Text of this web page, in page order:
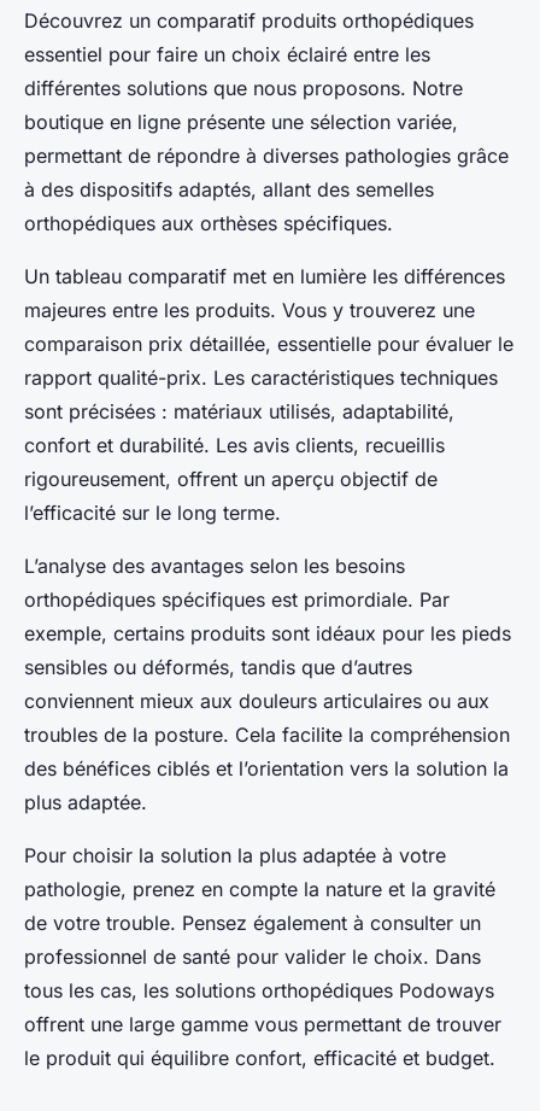
Découvrez un comparatif produits orthopédiques
essentiel pour faire un choix éclairé entre les
différentes solutions que nous proposons. Notre
boutique en ligne présente une sélection variée,
permettant de répondre à diverses pathologies grâce
à des dispositifs adaptés, allant des semelles
orthopédiques aux orthèses spécifiques.
Un tableau comparatif met en lumière les différences
majeures entre les produits. Vous y trouverez une
comparaison prix détaillée, essentielle pour évaluer le
rapport qualité-prix. Les caractéristiques techniques
sont précisées : matériaux utilisés, adaptabilité,
confort et durabilité. Les avis clients, recueillis
rigoureusement, offrent un aperçu objectif de
l’efficacité sur le long terme.
L’analyse des avantages selon les besoins
orthopédiques spécifiques est primordiale. Par
exemple, certains produits sont idéaux pour les pieds
sensibles ou déformés, tandis que d’autres
conviennent mieux aux douleurs articulaires ou aux
troubles de la posture. Cela facilite la compréhension
des bénéfices ciblés et l’orientation vers la solution la
plus adaptée.
Pour choisir la solution la plus adaptée à votre
pathologie, prenez en compte la nature et la gravité
de votre trouble. Pensez également à consulter un
professionnel de santé pour valider le choix. Dans
tous les cas, les solutions orthopédiques Podoways
offrent une large gamme vous permettant de trouver
le produit qui équilibre confort, efficacité et budget.